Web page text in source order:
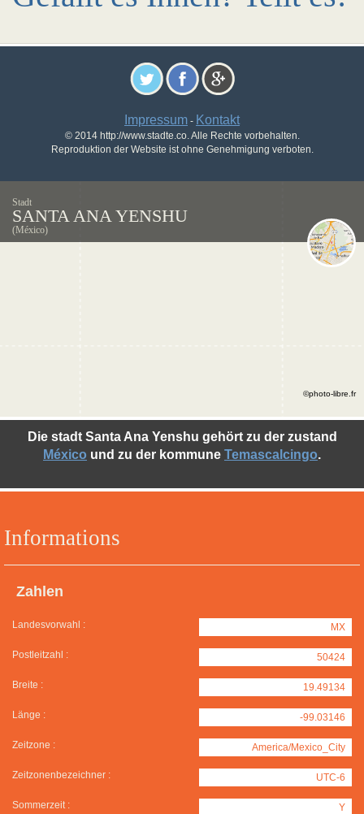
Impressum - Kontakt
© 2014 http://www.stadte.co. Alle Rechte vorbehalten.
Reproduktion der Website ist ohne Genehmigung verboten.
Stadt
SANTA ANA YENSHU
(México)
Informations
Zahlen
Landesvorwahl : MX
Postleitzahl : 50424
Breite : 19.49134
Länge : -99.03146
Zeitzone : America/Mexico_City
Zeitzonenbezeichner : UTC-6
Sommerzeit : Y
Die stadt Santa Ana Yenshu gehört zu der zustand
México und zu der kommune Temascalcingo.
©photo-libre.fr